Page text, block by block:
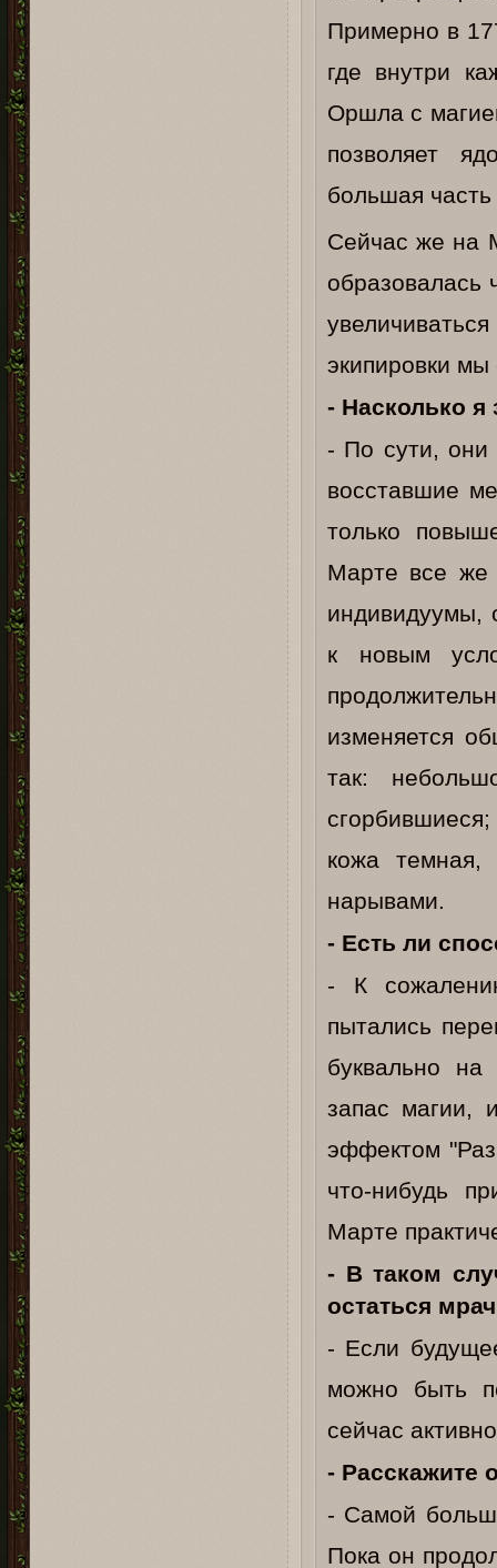
Примерно в
где внутри
Оршла с
позволяет
большая
Сейчас же на
образовалась
экипировки
- Насколько
- По сути, они
восставшие
только
Марте все же
индивидуумы,
к новым
изменяется
так:
кожа темная,
нарывами.
- Есть ли
- К
пытались
буквально на
запас магии,
эффектом
что-нибудь
Марте
- В таком
остаться
- Если
можно быть
сейчас
- Расскажите
- Самой
Пока он